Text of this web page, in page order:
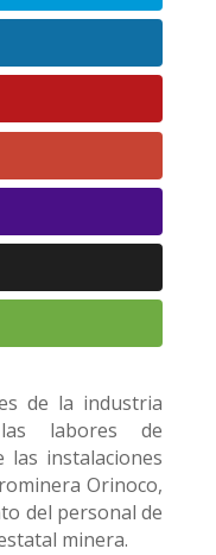
de la industria
labores de
las instalaciones
Orinoco,
del personal de
minera.